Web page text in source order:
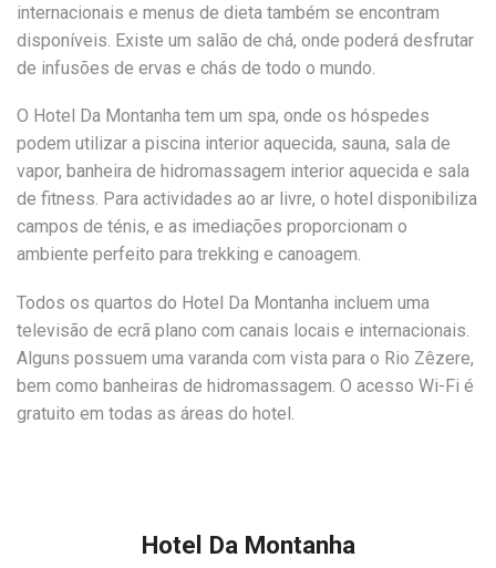
internacionais e menus de dieta também se encontram
disponíveis. Existe um salão de chá, onde poderá desfrutar
de infusões de ervas e chás de todo o mundo.
O Hotel Da Montanha tem um spa, onde os hóspedes
podem utilizar a piscina interior aquecida, sauna, sala de
vapor, banheira de hidromassagem interior aquecida e sala
de fitness. Para actividades ao ar livre, o hotel disponibiliza
campos de ténis, e as imediações proporcionam o
ambiente perfeito para trekking e canoagem.
Todos os quartos do Hotel Da Montanha incluem uma
televisão de ecrã plano com canais locais e internacionais.
Alguns possuem uma varanda com vista para o Rio Zêzere,
bem como banheiras de hidromassagem. O acesso Wi-Fi é
gratuito em todas as áreas do hotel.
Hotel Da Montanha